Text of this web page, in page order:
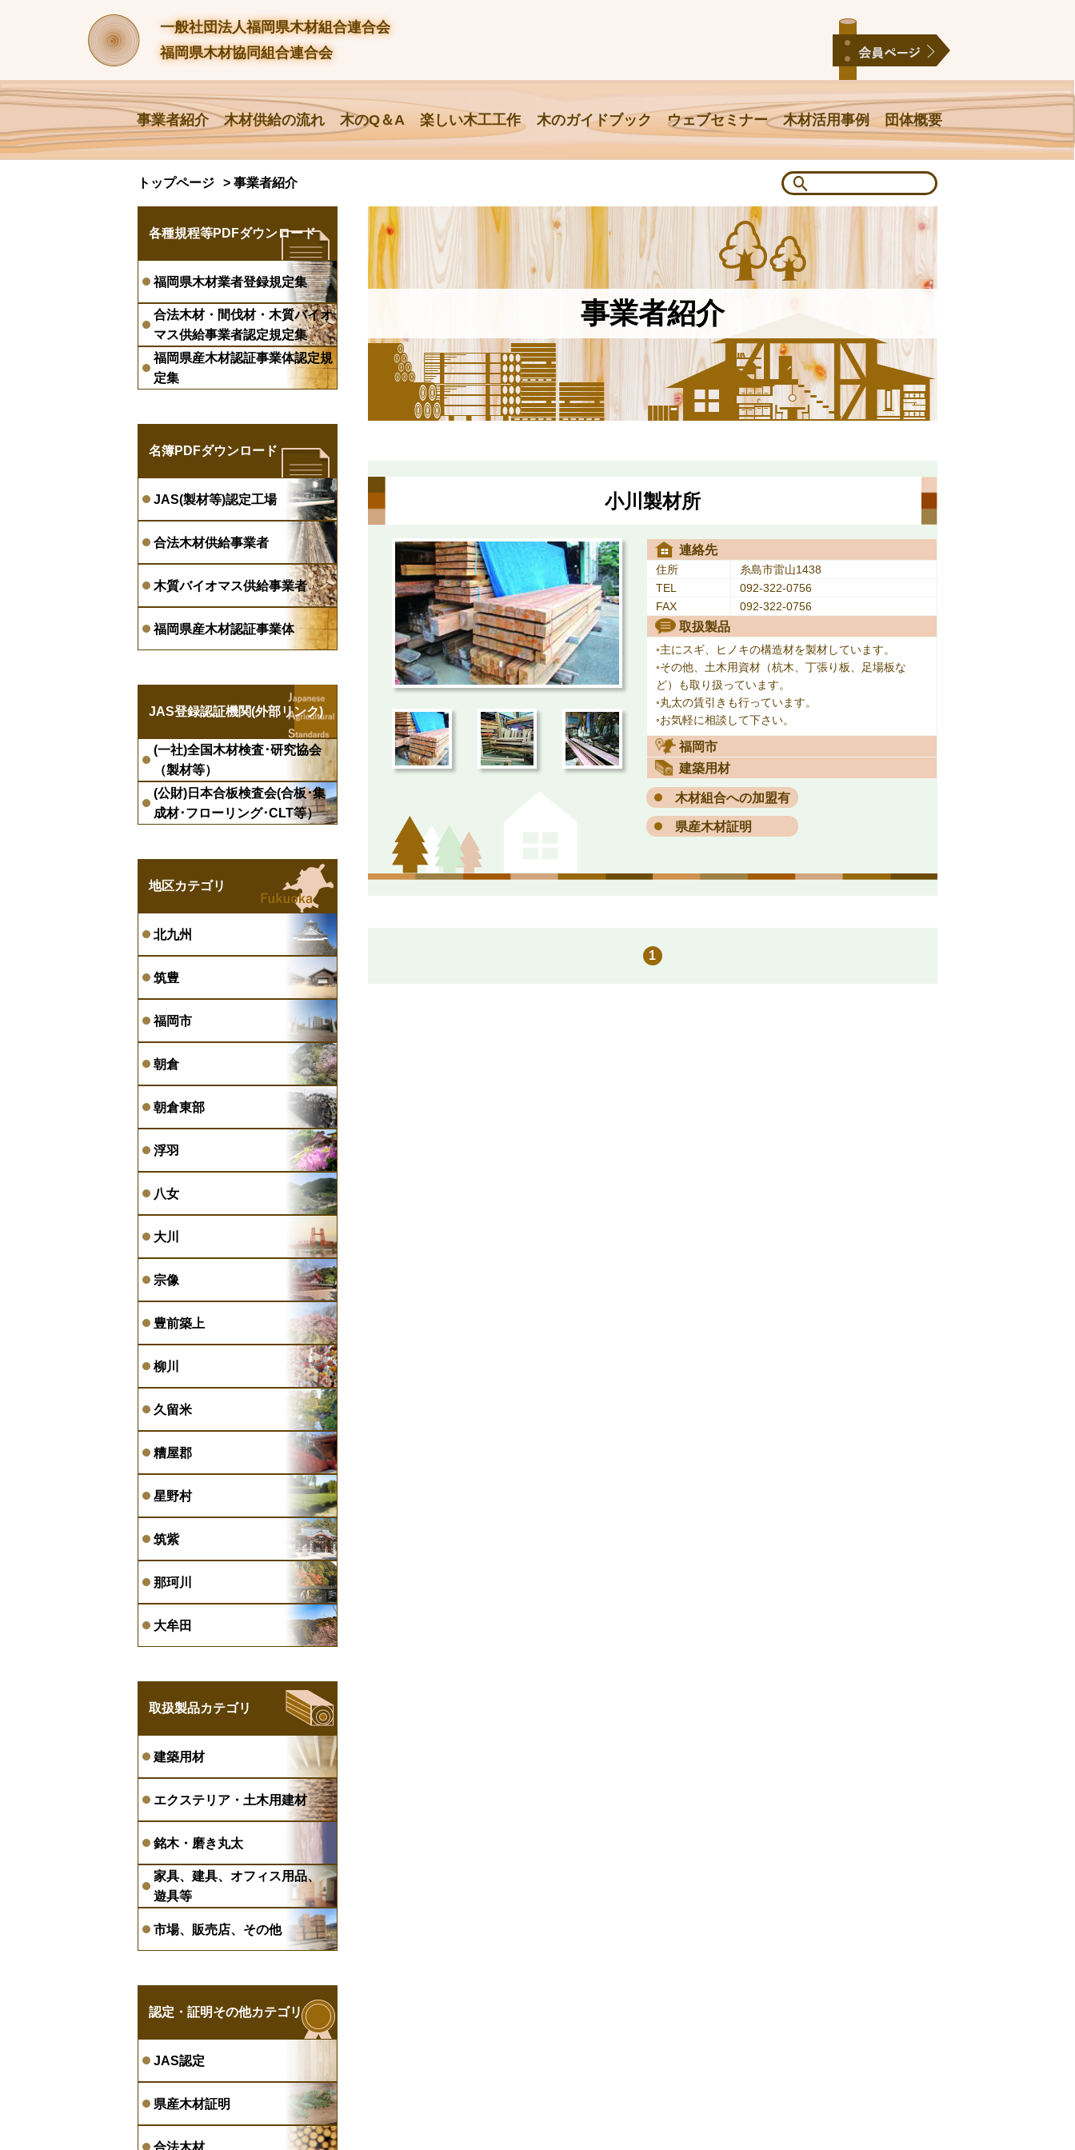
一般社団法人福岡県木材組合連合会
福岡県木材協同組合連合会
事業者紹介 木材供給の流れ 木のQ＆A 楽しい木工工作 木のガイドブック ウェブセミナー 木材活用事例 団体概要
トップページ 事業者紹介
事業者紹介
小川製材所
連絡先
住所
糸島市雷山1438
TEL
092-322-0756
FAX
092-322-0756
取扱製品
◦主にスギ、ヒノキの構造材を製材しています。
◦その他、土木用資材（杭木、丁張り板、足場板な
ど）も取り扱っています。
◦丸太の賃引きも行っています。
◦お気軽に相談して下さい。
福岡市
建築用材
木材組合への加盟有
県産木材証明
1
各種規程等PDFダウンロード
福岡県木材業者登録規定集
合法木材・間伐材・木質バイオ
マス供給事業者認定規定集
福岡県産木材認証事業体認定規
定集
名簿PDFダウンロード
JAS(製材等)認定工場
合法木材供給事業者
木質バイオマス供給事業者
福岡県産木材認証事業体
JAS登録認証機関(外部リンク)
(一社)全国木材検査･研究協会
（製材等）
(公財)日本合板検査会(合板･集
成材･フローリング･CLT等）
地区カテゴリ
北九州
筑豊
福岡市
朝倉
朝倉東部
浮羽
八女
大川
宗像
豊前築上
柳川
久留米
糟屋郡
星野村
筑紫
那珂川
大牟田
取扱製品カテゴリ
建築用材
エクステリア・土木用建材
銘木・磨き丸太
家具、建具、オフィス用品、
遊具等
市場、販売店、その他
認定・証明その他カテゴリ
JAS認定
県産木材証明
合法木材